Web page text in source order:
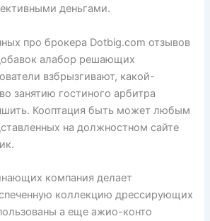
деньгами.
про брокера Dotbig.com отзывов
алабор решающих
взбрызгивают, какой-
занятию гостиного арбитра
Кооптация быть может любым
на должностном сайте
компания делает
коллекцию дрессирующих
а еще ажио-конто